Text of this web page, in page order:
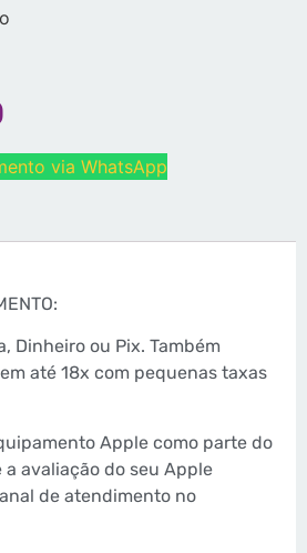
via WhatsApp
Dinheiro ou Pix. Também
até 18x com pequenas taxas
Apple como parte do
a avaliação do seu Apple
de atendimento no